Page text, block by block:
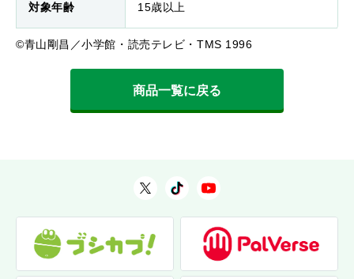
対象年齢 15歳以上
©青山剛昌／小学館・読売テレビ・TMS 1996
商品一覧に戻る